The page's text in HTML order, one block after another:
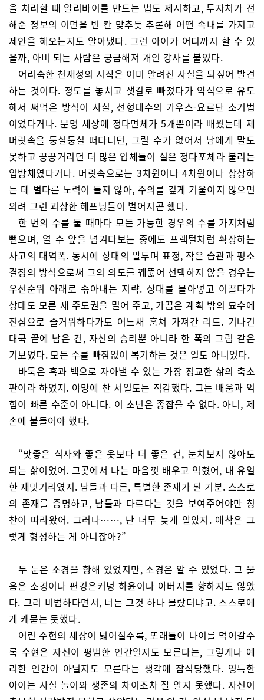
을 처리할 때 알리바이를 만드는 법도 제시하고, 투자처가 전
해준 정보의 이면을 빈 칸 맞추듯 추론해 어떤 속내를 가지고
제안을 해오는지도 알아냈다. 그런 아이가 어디까지 할 수 있
을까, 아비 되는 사람은 궁금해져 개인 강사를 붙였다.
어리숙한 천재성의 시작은 이미 알려진 사실을 되짚어 발견
하는 것이다. 정도를 놓치고 샛길로 빠졌다가 약식으로 유도
해서 써먹은 방식이 사실, 선형대수의 가우스-요르단 소거법
이었다거나. 분명 세상에 정다면체가 5개뿐이라 배웠는데 제
머릿속을 둥실둥실 떠다니던, 그릴 수가 없어서 남에게 말도
못하고 끙끙거리던 더 많은 입체들이 실은 정다포체라 불리는
입방체였다거나. 머릿속으로는 3차원이나 4차원이나 상상하
는 데 별다른 노력이 들지 않아, 주의를 깊게 기울이지 않으면
외려 그런 괴상한 헤프닝들이 벌어지곤 했다.
한 번의 수를 둘 때마다 모든 가능한 경우의 수를 가지처럼
뻗으며, 열 수 앞을 넘겨다보는 중에도 프랙털처럼 확장하는
사고의 대역폭. 동시에 상대의 말투며 표정, 작은 습관과 평소
결정의 방식으로써 그의 의도를 꿰뚫어 선택하지 않을 경우는
우선순위 아래로 솎아내는 지략. 상대를 몰아넣고 이끌다가
상대도 모른 새 주도권을 밀어 주고, 가끔은 계획 밖의 묘수에
진심으로 즐거워하다가도 어느새 훔쳐 가져간 리드. 기나긴
대국 끝에 남은 건, 자신의 승리뿐 아니라 한 폭의 그림 같은
기보였다. 모든 수를 빠짐없이 복기하는 것은 일도 아니었다.
바둑은 흑과 백으로 자아낼 수 있는 가장 정교한 삶의 축소
판이라 하였지. 야망에 찬 서일도는 직감했다. 그는 배움과 익
힘이 빠른 수준이 아니다. 이 소년은 종잡을 수 없다. 아니, 제
손에 붙들어야 했다.
“맛좋은 식사와 좋은 옷보다 더 좋은 건, 눈치보지 않아도
되는 삶이었어. 그곳에서 나는 마음껏 배우고 익혔어, 내 유일
한 재밋거리였지. 남들과 다른, 특별한 존재가 된 기분. 스스로
의 존재를 증명하고, 남들과 다르다는 것을 보여주어야만 칭
찬이 따라왔어. 그러나……, 난 너무 늦게 알았지. 애착은 그
렇게 형성하는 게 아니잖아?”
두 눈은 소경을 향해 있었지만, 소경은 알 수 있었다. 그 물
음은 소경이나 편경은커녕 하윤이나 아버지를 향하지도 않았
다. 그리 비범하다면서, 너는 그것 하나 몰랐더냐고. 스스로에
게 캐묻는 듯했다.
어린 수현의 세상이 넓어질수록, 또래들이 나이를 먹어갈수
록 수현은 자신이 평범한 인간일지도 모른다는, 그렇게나 예
리한 인간이 아닐지도 모른다는 생각에 잠식당했다. 영특한
아이는 사실 놀이와 생존의 차이조차 잘 알지 못했다. 자신이